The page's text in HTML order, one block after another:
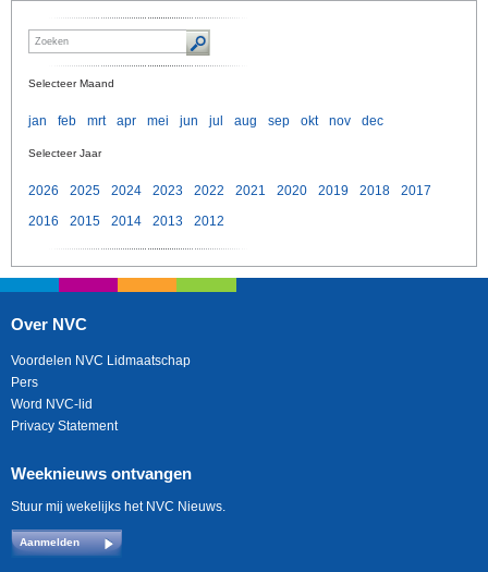
Selecteer Maand
jan feb mrt apr mei jun jul aug sep okt nov dec
Selecteer Jaar
2026 2025 2024 2023 2022 2021 2020 2019 2018
2017
2016
2015 2014 2013 2012
Over NVC
Voordelen NVC Lidmaatschap
Pers
Word NVC-lid
Privacy Statement
Weeknieuws ontvangen
Stuur mij wekelijks het NVC Nieuws.
Aanmelden